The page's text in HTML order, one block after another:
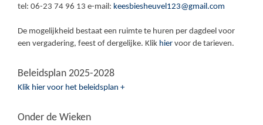
tel: 06-23 74 96 13 e-mail: keesbiesheuvel123@gmail.com
De mogelijkheid bestaat een ruimte te huren per dagdeel voor
een vergadering, feest of dergelijke. Klik hier voor de tarieven.
Beleidsplan 2025-2028
Klik hier voor het beleidsplan +
Onder de Wieken